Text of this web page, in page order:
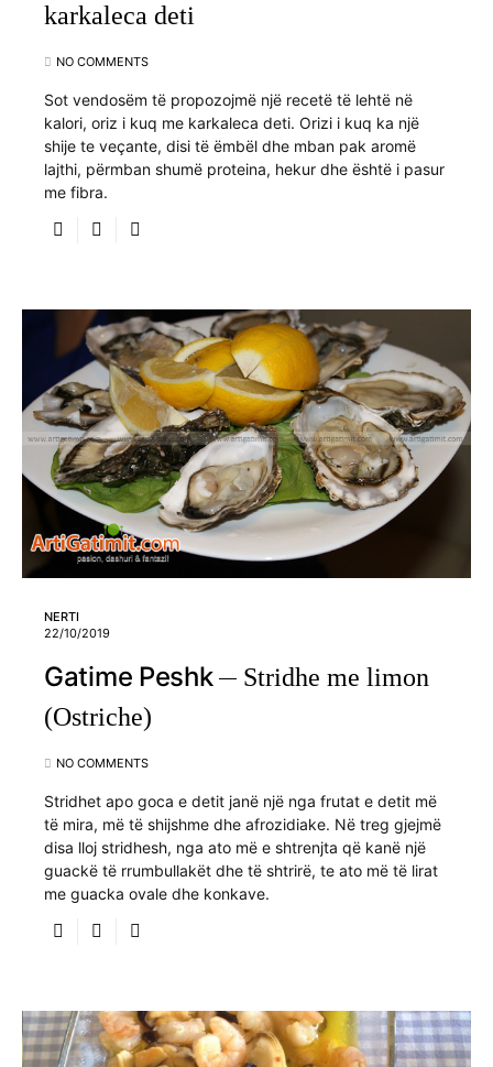
karkaleca deti
NO COMMENTS
Sot vendosëm të propozojmë një recetë të lehtë në
kalori, oriz i kuq me karkaleca deti. Orizi i kuq ka një
shije te veçante, disi të ëmbël dhe mban pak aromë
lajthi, përmban shumë proteina, hekur dhe është i pasur
me fibra.
NERTI
22/10/2019
Gatime Peshk
Stridhe me limon
(Ostriche)
NO COMMENTS
Stridhet apo goca e detit janë një nga frutat e detit më
të mira, më të shijshme dhe afrozidiake. Në treg gjejmë
disa lloj stridhesh, nga ato më e shtrenjta që kanë një
guackë të rrumbullakët dhe të shtrirë, te ato më të lirat
me guacka ovale dhe konkave.